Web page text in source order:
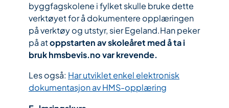
byggfagskolene i fylket skulle bruke dette
verktøyet for å dokumentere opplæringen
på verktøy og utstyr, sier Egeland.Han peker
på atoppstarten av skoleåret med å ta i
bruk hmsbevis.no var krevende.
Les også: Har utviklet enkel elektronisk
dokumentasjon av HMS-opplæring